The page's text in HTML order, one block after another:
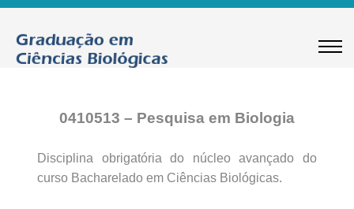
0410513 – Pesquisa em Biologia
Disciplina obrigatória do núcleo avançado do
curso Bacharelado em Ciências Biológicas.